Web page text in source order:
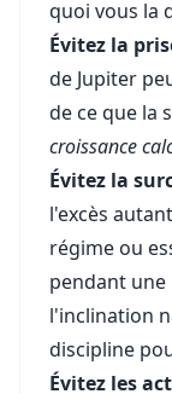
quoi vous la
Évitez la
de Jupiter
de ce que la
croissance
Évitez la
l'excès
régime ou
pendant une
l'inclination
discipline
Évitez les